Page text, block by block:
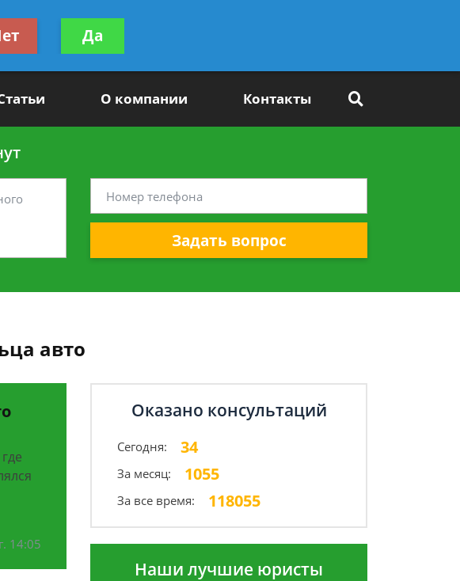
Получите консультацию
бесплатно
О компании Контакты
Задать вопрос
авто
14:05
Оказано консультаций
Сегодня: 34
За месяц: 1055
За все время: 118055
Наши лучшие юристы
Да